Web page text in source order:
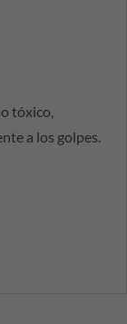
tóxico,
a los golpes.